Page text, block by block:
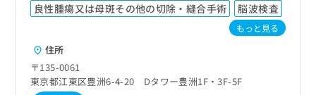
良性腫瘍又は母斑その他の切除・縫合手術
脳波検査
もっと見る
住所
〒135-0061
東京都江東区豊洲6-4-20 Dタワー豊洲1F・3F-5F